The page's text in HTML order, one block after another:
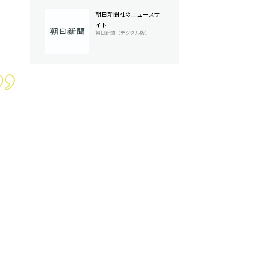
朝日新聞社のニュースサ
イト
朝日新聞（デジタル版）